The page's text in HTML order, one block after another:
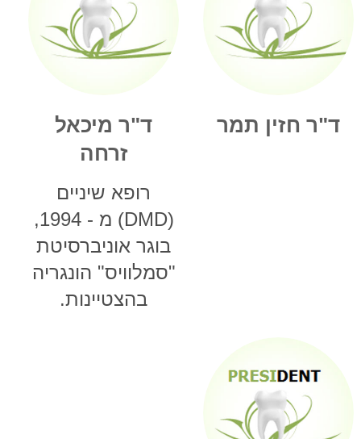
ד"ר חזין תמר
ד"ר מיכאל
זרחה
רופא שיניים
(DMD) מ - 1994,
בוגר אוניברסיטת
"סמלוויס" הונגריה
בהצטיינות.